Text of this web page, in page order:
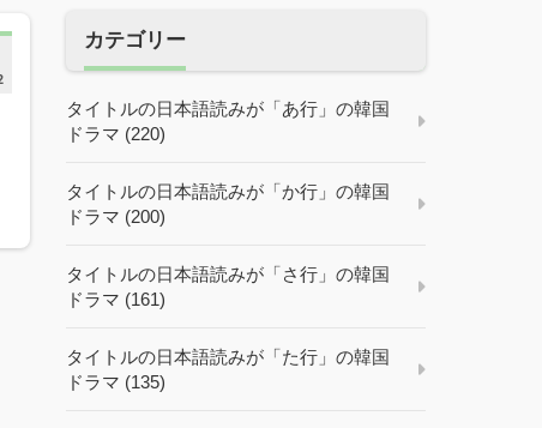
カテゴリー
タイトルの日本語読みが「あ行」の韓国
ドラマ (220)
タイトルの日本語読みが「か行」の韓国
ドラマ (200)
タイトルの日本語読みが「さ行」の韓国
ドラマ (161)
タイトルの日本語読みが「た行」の韓国
ドラマ (135)